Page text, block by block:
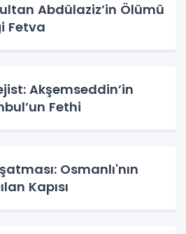
Abdülaziz’in Ölümü
Fetva
Akşemseddin’in
Fethi
Osmanlı'nın
Kapısı